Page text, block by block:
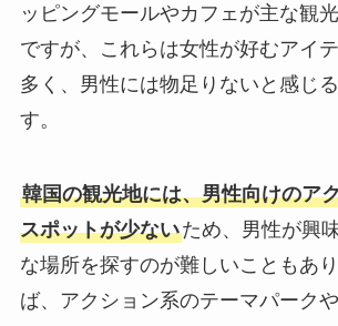
ッピングモールやカフェが主な観
ですが、これらは女性が好むアイ
多く、男性には物足りないと感じ
す。
韓国の観光地には、男性向けのア
スポットが少ないため、男性が興
な場所を探すのが難しいこともあ
ば、アクション系のテーマパーク